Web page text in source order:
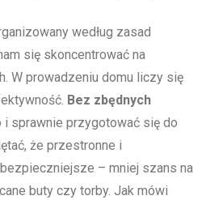
według ‌zasad
​się skoncentrować‌ na‌
W prowadzeniu domu⁢ liczy się
Bez​ zbędnych
i sprawnie przygotować się ‍do
że ‌przestronne i
– mniej szans ‍na
buty czy torby. Jak mówi